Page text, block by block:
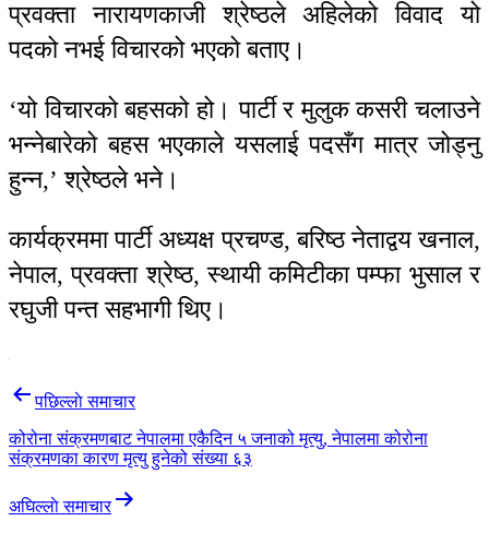
प्रवक्ता नारायणकाजी श्रेष्ठले अहिलेको विवाद यो
पदको नभई विचारको भएको बताए।
‘यो विचारको बहसको हो। पार्टी र मुलुक कसरी चलाउने
भन्नेबारेको बहस भएकाले यसलाई पदसँग मात्र जोड्नु
हुन्न,’ श्रेष्ठले भने।
कार्यक्रममा पार्टी अध्यक्ष प्रचण्ड, बरिष्ठ नेताद्वय खनाल,
नेपाल, प्रवक्ता श्रेष्ठ, स्थायी कमिटीका पम्फा भुसाल र
रघुजी पन्त सहभागी थिए।
Post
navigation
पछिल्लाे समाचार
कोरोना संक्रमणबाट नेपालमा एकैदिन ५ जनाको मृत्यु, नेपालमा कोरोना
संक्रमणका कारण मृत्यु हुनेको संख्या ६३
अघिल्लाे समाचार